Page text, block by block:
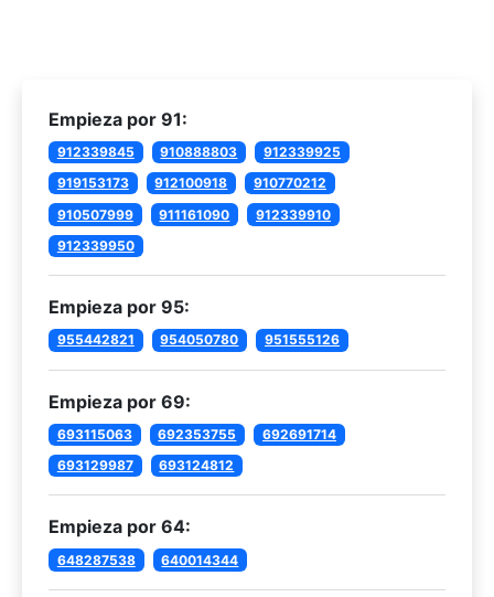
Empieza por 91:
912339845 910888803
912339925
919153173
912100918
910770212
910507999
911161090
912339910
912339950
Empieza por 95:
955442821 954050780 951555126
Empieza por 69:
693115063 692353755
692691714
693129987
693124812
Empieza por 64:
648287538 640014344